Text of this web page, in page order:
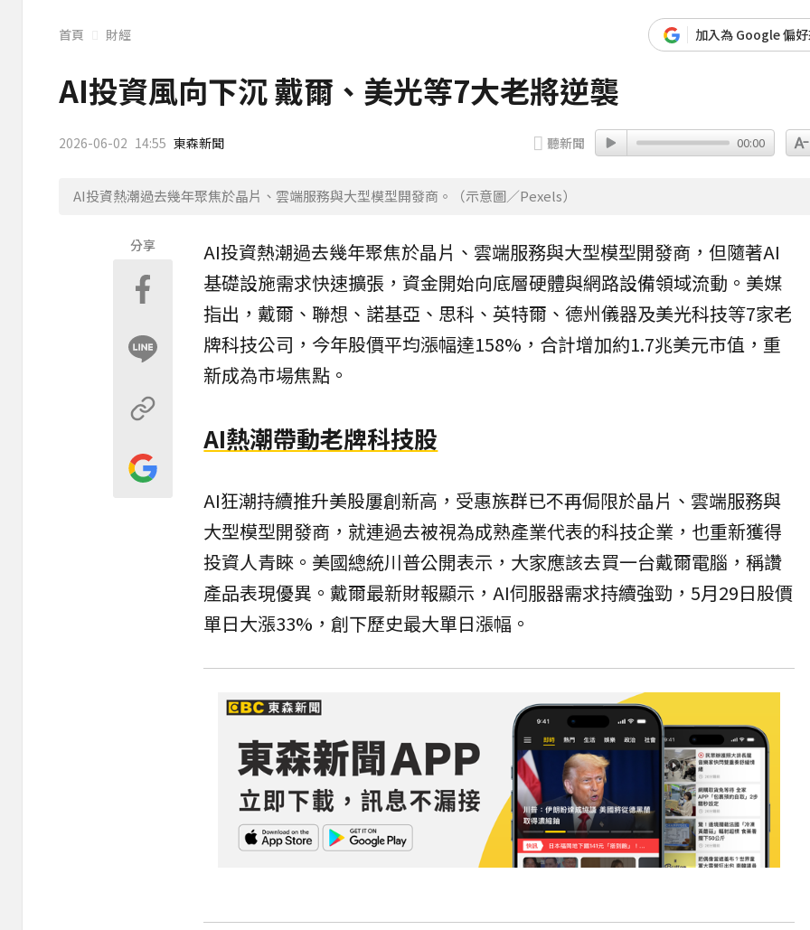
下載東森App，隨時掌握天下大小事！
美參院通過對俄制裁案 川普可課俄商品最高500%關稅
8分鐘前
首頁 財經 加入為 Google 偏
AI投資風向下沉 戴爾、美光等7大老將逆襲
2026-06-02 14:55 東森新聞 聽新聞 00:00
AI投資熱潮過去幾年聚焦於晶片、雲端服務與大型模型開發商。（示意圖／Pexels）
分享 AI投資熱潮過去幾年聚焦於晶片 、雲端服務與大型模型開發商，但隨著AI
基礎設施需求快速擴張，資金開始向底層硬體與網路設備領域流動。美媒
指出，戴爾、 聯想 、 諾基亞 、思科、英特爾、德州儀器及美光科技等7家老
牌科技公司，今年股價平均漲幅達158%，合計增加約1.7兆美元市值，重
新成為市場焦點。
AI熱潮帶動老牌科技股
AI狂潮持續推升美股屢創新高，受惠族群已不再侷限於晶片、雲端服務與
大型模型開發商，就連過去被視為成熟產業代表的科技企業，也重新獲得
投資人青睞。美國總統川普公開表示，大家應該去買一台戴爾電腦，稱讚
產品表現優異。戴爾最新財報顯示，AI伺服器需求持續強勁，5月29日股價
單日大漲33%，創下歷史最大單日漲幅。